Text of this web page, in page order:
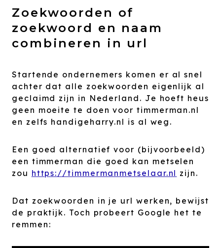
Zoekwoorden of
zoekwoord en naam
combineren in url
Startende ondernemers komen er al snel
achter dat alle zoekwoorden eigenlijk al
geclaimd zijn in Nederland. Je hoeft heus
geen moeite te doen voor timmerman.nl
en zelfs handigeharry.nl is al weg.
Een goed alternatief voor (bijvoorbeeld)
een timmerman die goed kan metselen
zou https://timmermanmetselaar.nl zijn.
Dat zoekwoorden in je url werken, bewijst
de praktijk. Toch probeert Google het te
remmen: